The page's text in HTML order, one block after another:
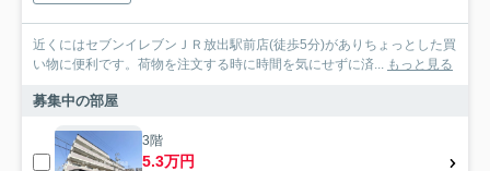
近くにはセブンイレブンＪＲ放出駅前店(徒歩5分)がありちょっとした買
い物に便利です。荷物を注文する時に時間を気にせずに済...
もっと見る
募集中の部屋
3階
5.3万円